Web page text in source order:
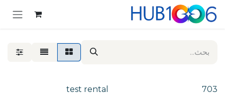
تخطي للذهاب إلى المحتوى
703
test rental